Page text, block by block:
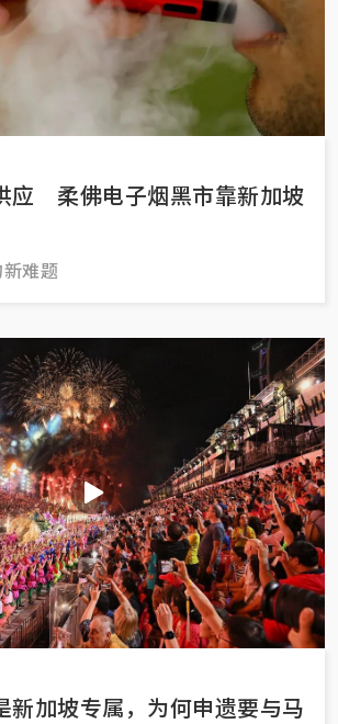
应 柔佛电子烟黑市靠新加坡
难题
新加坡专属，为何申遗要与马